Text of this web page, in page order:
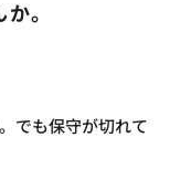
。
でも保守が切れて